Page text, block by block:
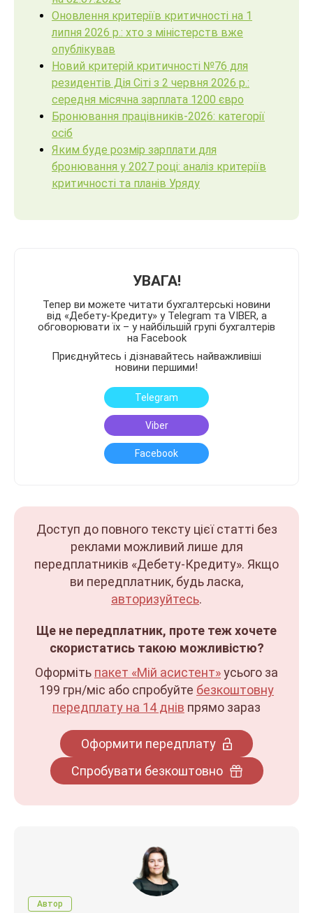
Оновлення критеріїв критичності на 1
липня 2026 р.: хто з міністерств вже
опублікував
Новий критерій критичності №76 для
резидентів Дія Сіті з 2 червня 2026 р.:
середня місячна зарплата 1200 євро
Бронювання працівників-2026: категорії
осіб
Яким буде розмір зарплати для
бронювання у 2027 році: аналіз критеріїв
критичності та планів Уряду
УВАГА!
Тепер ви можете читати бухгалтерські новини
від «Дебету-Кредиту» у Telegram та VIBER, а
обговорювати їх – у найбільшій групі бухгалтерів
на Facebook
Приєднуйтесь і дізнавайтесь найважливіші
новини першими!
Telegram
Viber
Facebook
Доступ до повного тексту цієї статті без
реклами можливий лише для
передплатників «Дебету-Кредиту». Якщо
ви передплатник, будь ласка,
авторизуйтесь.
Ще не передплатник, проте теж хочете
скористатись такою можливістю?
Оформіть пакет «Мій асистент»усього за
199 грн/міс або спробуйте безкоштовну
передплату на 14 днів прямо зараз
Оформити передплату
Спробувати безкоштовно
Автор